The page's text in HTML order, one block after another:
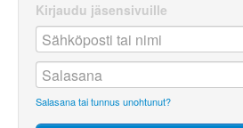
Kirjaudu jäsensivuille
Salasana tai tunnus unohtunut?